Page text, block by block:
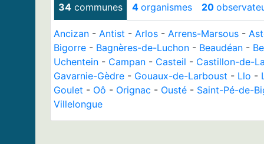
34 communes 4 organismes 20
Ancizan - Antist - Arlos - Arrens-Marsous -
Bigorre - Bagnères-de-Luchon - Beaudéan -
Uchentein - Campan - Casteil - Castillon-de-
Gavarnie-Gèdre - Gouaux-de-Larboust - Llo -
Goulet - Oô - Orignac - Ousté - Saint-Pé-de-
Villelongue